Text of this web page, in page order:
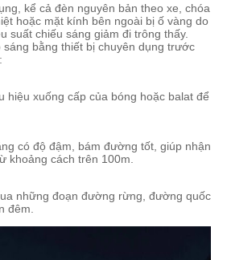
kể cả đèn nguyên bản theo xe, chóa
hoặc mặt kính bên ngoài bị ố vàng do
suất chiếu sáng giảm đi trông thấy.
bằng thiết bị chuyên dụng trước
hiệu xuống cấp của bóng hoặc balat để
có độ đậm, bám đường tốt, giúp nhận
khoảng cách trên 100m.
những đoạn đường rừng, đường quốc
đêm.